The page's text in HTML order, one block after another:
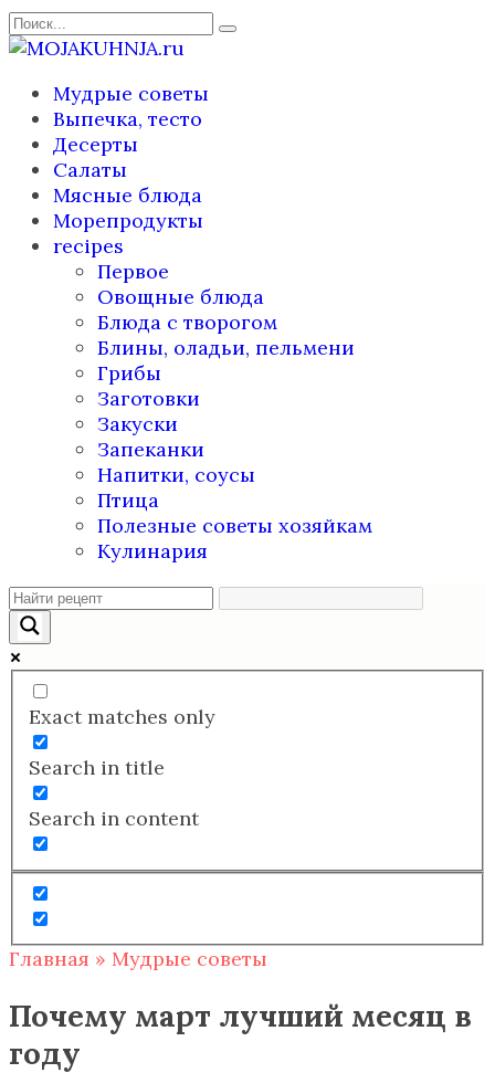
Перейти
к
Search
for:
Мудрые советы
Выпечка, тесто
Десерты
Салаты
Мясные блюда
Морепродукты
recipes
Первое
Овощные блюда
Блюда с творогом
Блины, оладьи, пельмени
Грибы
Заготовки
Закуски
Запеканки
Напитки, соусы
Птица
Полезные советы хозяйкам
Кулинария
Exact matches only
Search in title
Search in content
Главная » Мудрые советы
Почему март лучший месяц в
году